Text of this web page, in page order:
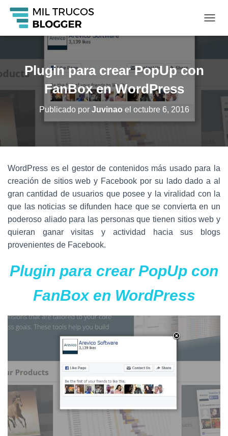
A
V
E
G
C
I
Ó
Plugin para crear PopUp con
FanBox en WordPress
Publicado por Juvinao el octubre 6, 2016
WordPress es el gestor de contenidos más usado para la
creación de sitios web y Facebook por su lado dado a al
gran cantidad de usuarios que posee y la viralidad con la
que las noticias se difunden hace que se convierta en un
poderoso aliado para las personas que tienen sitios web y
quieran ganar visitas y actividad hacia sus blogs
provenientes de Facebook.
Plugin para crear PopUp con
FanBox en WordPress